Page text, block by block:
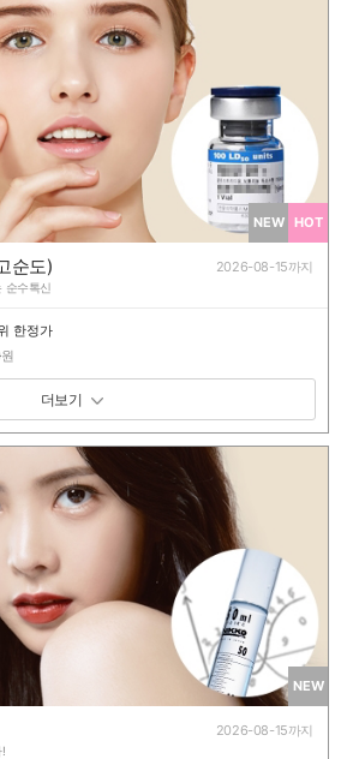
NEW HOT
순도) 2026-08-15까지
순수톡신
한정가
원
패키지 보기 토글
NEW
2026-08-15까지